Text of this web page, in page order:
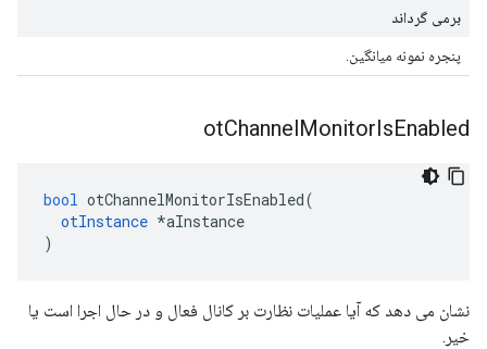
برمی گرداند
پنجره نمونه میانگین.
otChannelMonitorIsEnabled
bool otChannelMonitorIsEnabled(
otInstance *aInstance
)
نشان می دهد که آیا عملیات نظارت بر کانال فعال و در حال اجرا است یا
خیر.